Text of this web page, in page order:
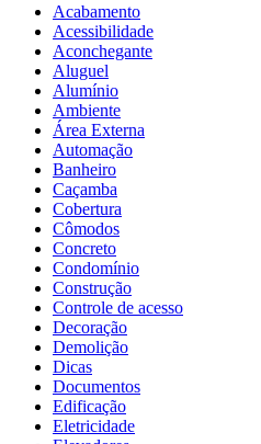
Acabamento
Acessibilidade
Aconchegante
Aluguel
Alumínio
Ambiente
Área Externa
Automação
Banheiro
Caçamba
Cobertura
Cômodos
Concreto
Condomínio
Construção
Controle de acesso
Decoração
Demolição
Dicas
Documentos
Edificação
Eletricidade